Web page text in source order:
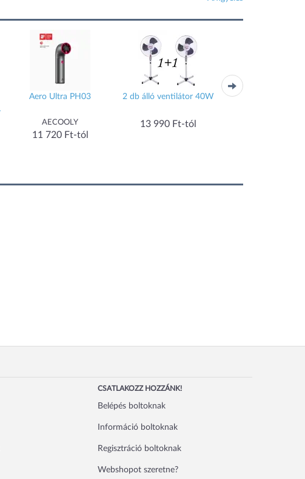
Aero Ultra PH03
AECOOLY
11 720 Ft-tól
2 db álló ventilátor 40W
13 990 Ft-tól
Deluxe lapát nélküli
CSATLAKOZZ HOZZÁNK!
Belépés boltoknak
Információ boltoknak
Regisztráció boltoknak
Webshopot szeretne?